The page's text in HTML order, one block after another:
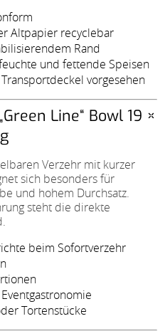
Altpapier recyclebar
Rand
und fettende Speisen
vorgesehen
Line“ Bowl 19 ×
Verzehr mit kurzer
sich besonders für
und hohem Durchsatz.
steht die direkte
beim Sofortverzehr
Tortenstücke